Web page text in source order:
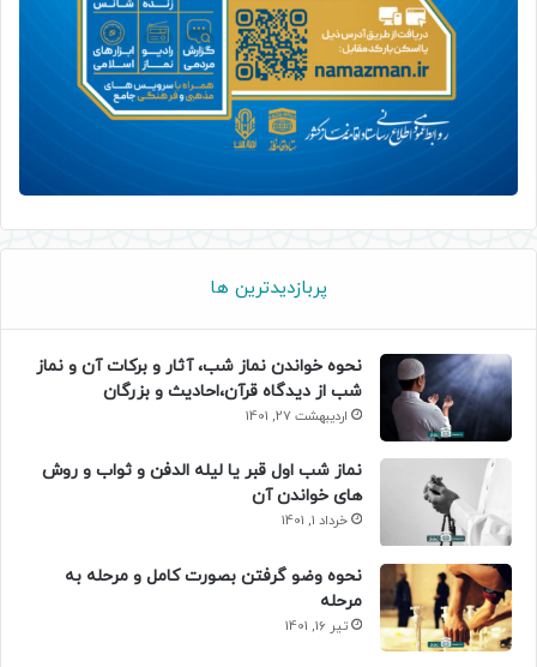
پربازدیدترین ها
نحوه خواندن نماز شب، آثار و برکات آن و نماز
شب از دیدگاه قرآن،احادیث و بزرگان
اردیبهشت 27, 1401
نماز شب اول قبر یا لیله الدفن و ثواب و روش
های خواندن آن
خرداد 1, 1401
نحوه وضو گرفتن بصورت کامل و مرحله به
مرحله
تیر 16, 1401